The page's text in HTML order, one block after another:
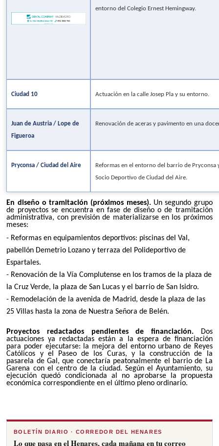
entorno del Colegio Ernest Hemingway.
Ciudad 10 Actuación en la calle Josep Pla y su entorno.
Juan de Austria / Lope de
Figueroa
Renovación de aceras y pavimento en una
Pryconsa / Ciudad del Aire Reformas en el entorno del barrio de
Socio Deportivo de Ciudad del Aire.
En diseño o tramitación (próximos meses). Un segundo grupo
de proyectos se encuentra en fase de diseño o de tramitación
administrativa, con previsión de materializarse en los próximos
meses:
- Reformas en equipamientos deportivos: piscinas del Val,
pabellón Demetrio Lozano y terraza del Polideportivo de
Espartales.
- Renovación de la Vía Complutense en los tramos de la plaza de
la Cruz Verde, la plaza de San Lucas y el barrio de San Isidro.
- Remodelación de la avenida de Madrid, desde la plaza de las
25 Villas hasta la zona de Nuestra Señora de Belén.
Proyectos redactados pendientes de financiación.
Dos
actuaciones ya redactadas están a la espera de financiación
para poder ejecutarse: la mejora del entorno urbano de Reyes
Católicos y el Paseo de los Curas, y la construcción de la
pasarela de Gal, que conectaría peatonalmente el barrio de La
Garena con el centro de la ciudad. Según el Ayuntamiento, su
ejecución quedó condicionada al no aprobarse la propuesta
económica correspondiente en el último pleno ordinario.
BOLETÍN DIARIO · CORREDOR DEL HENARES
Lo que pasa en el Henares, cada mañana en tu correo